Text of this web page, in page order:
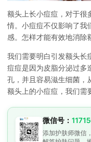
额头上长小痘痘，对于很
情。小痘痘不仅影响了我
感。怎样才能有效地消除
我们需要明白引发额头长
痘痘是因为皮脂分泌过多
孔，并且容易滋生细菌，
额头上的小痘痘，我们需
微信号：
添加护肤师微信